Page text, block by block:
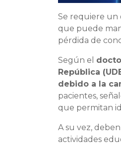
Se requiere un
que puede
pérdida de
Según el
República
debido a la
pacientes,
que permitan
A su vez,
actividades